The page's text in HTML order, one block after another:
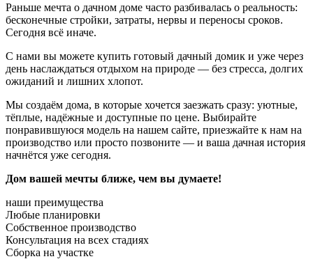
Раньше мечта о дачном доме часто разбивалась о реальность:
бесконечные стройки, затраты, нервы и переносы сроков.
Сегодня всё иначе.
С нами вы можете купить готовый дачный домик и уже через
день наслаждаться отдыхом на природе — без стресса, долгих
ожиданий и лишних хлопот.
Мы создаём дома, в которые хочется заезжать сразу: уютные,
тёплые, надёжные и доступные по цене. Выбирайте
понравившуюся модель на нашем сайте, приезжайте к нам на
производство или просто позвоните — и ваша дачная история
начнётся уже сегодня.
Дом вашей мечты ближе, чем вы думаете!
наши преимущества
Любые планировки
Собственное производство
Консультация на всех стадиях
Сборка на участке